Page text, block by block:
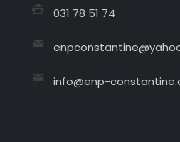
031 78 51 74
info@enp-